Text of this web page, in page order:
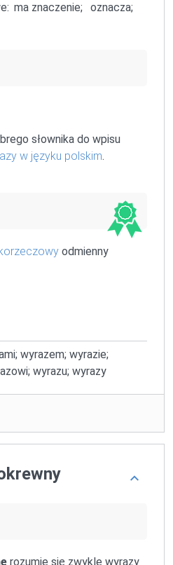
ma znaczenie; oznacza;
słownika do wpisu
w języku polskim.
odmienny
wyrazem; wyrazie;
wyrazu; wyrazy
rozumie się zwykle wyrazy